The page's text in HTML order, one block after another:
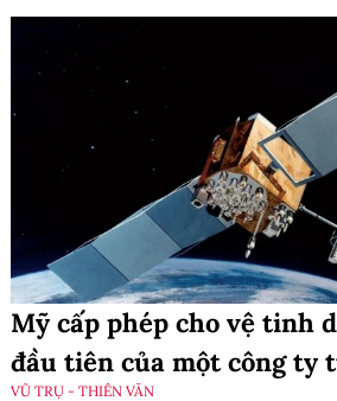
Mỹ cấp phép cho vệ tinh
đầu tiên của một công ty
VŨ TRỤ - THIÊN VĂN